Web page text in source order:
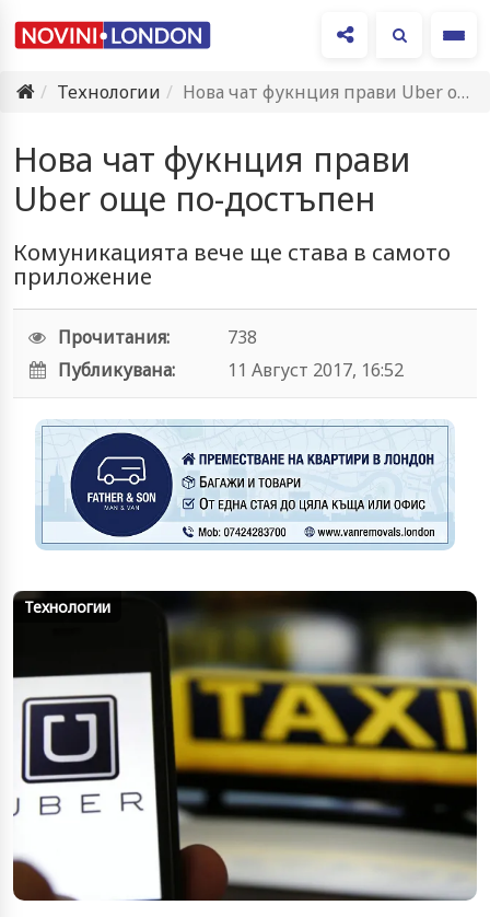
Технологии
Нова чат фукнция прави Uber още по-достъпен
Нова чат фукнция прави
Uber още по-достъпен
Комуникацията вече ще става в самото
приложение
Прочитания:
738
Публикувана:
11 Август 2017, 16:52
Технологии